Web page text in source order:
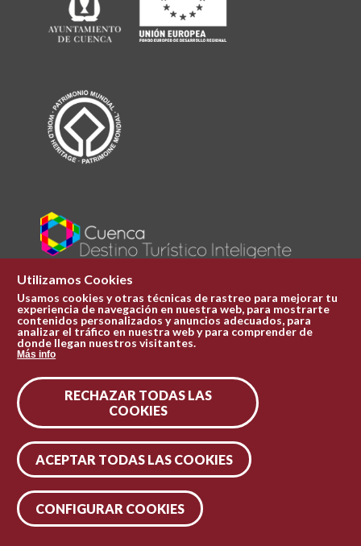
Plaza Mayor 1
969 241 051
ofi.turismo@cuenca.es
Síguenos en las redes
Utilizamos Cookies
Usamos cookies y otras técnicas de rastreo para mejorar tu
experiencia de navegación en nuestra web, para mostrarte
contenidos personalizados y anuncios adecuados, para
analizar el tráfico en nuestra web y para comprender de
donde llegan nuestros visitantes.
Más info
RECHAZAR TODAS LAS
COOKIES
ACEPTAR TODAS LAS COOKIES
CONFIGURAR COOKIES